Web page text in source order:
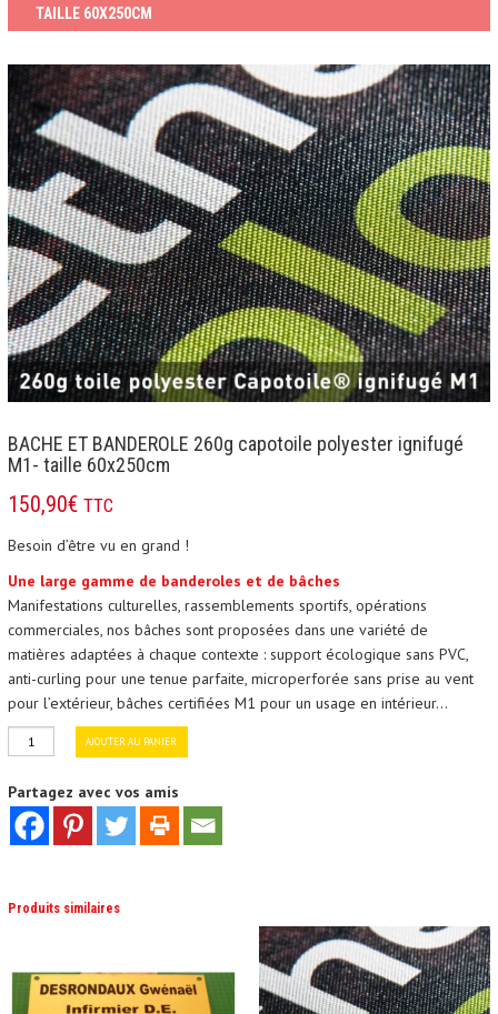
TAILLE 60X250CM
BACHE ET BANDEROLE 260g capotoile polyester ignifugé
M1- taille 60x250cm
150,90€ TTC
Besoin d’être vu en grand !
Une large gamme de banderoles et de bâches
Manifestations culturelles, rassemblements sportifs, opérations
commerciales, nos bâches sont proposées dans une variété de
matières adaptées à chaque contexte : support écologique sans PVC,
anti-curling pour une tenue parfaite, microperforée sans prise au vent
pour l’extérieur, bâches certifiées M1 pour un usage en intérieur…
quantité
BACHE
ET
BANDEROLE
capotoile
M1-
AJOUTER AU PANIER
Partagez avec vos amis
Produits similaires